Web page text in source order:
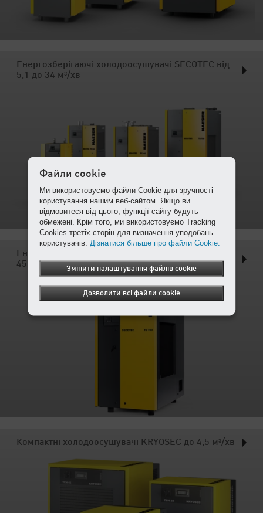
Енергозберігаючі холодоосушувачі SECOTEC від
5,1 до 34 м³/хв
Енергозберегаючі холодоосушувачі SECOTEC від
45 до 98 м³/хв
Компактні холодоосушувачі KRYOSEC до 4,5 м³/хв
Файли cookie
Ми використовуємо файли Cookie для зручності
користування нашим веб-сайтом. Якщо ви
відмовитеся від цього, функції сайту будуть
обмежені. Крім того, ми використовуємо Tracking
Cookies третіх сторін для визначення уподобань
користувачів. Дізнатися більше про файли Cookie.
Змінити налаштування файлів cookie
Дозволити всі файли cookie